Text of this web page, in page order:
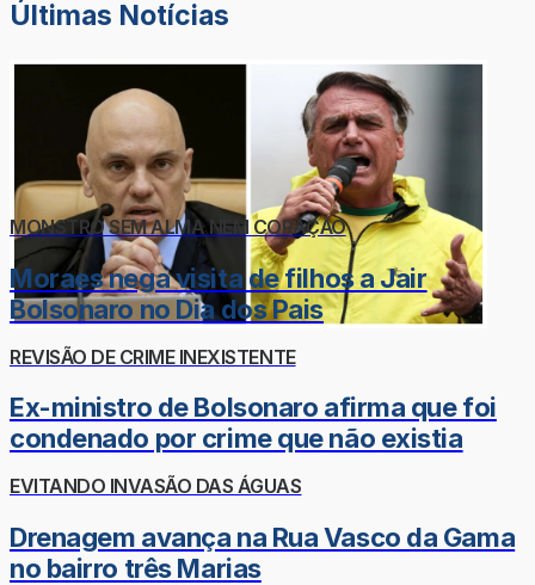
Últimas Notícias
MONSTRO SEM ALMA NEM CORAÇÃO
Moraes nega visita de filhos a Jair
Bolsonaro no Dia dos Pais
REVISÃO DE CRIME INEXISTENTE
Ex-ministro de Bolsonaro afirma que foi
condenado por crime que não existia
EVITANDO INVASÃO DAS ÁGUAS
Drenagem avança na Rua Vasco da Gama
no bairro três Marias